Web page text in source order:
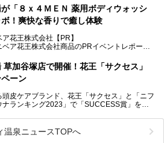
なポイントがいっぱい！
材に行ってきましたので、早速どこより詳しく
ます！
ンスタグラマーとして活躍している、美容＆
畑瀬愛さんと取材してきました。
花王株式会社【PR】
ベア花王株式会社商品のPRイベントレポート
「８ｘ４ＭＥＮ 薬用ボディウォッシ
！爽快な香りで癒し体験
花王株式会社【PR】
ベア花王株式会社商品のPRイベントレポート
ォッシュアイテム「８ｘ４ＭＥＮ 薬用ボデ
ランクインした人気温浴施設「竜泉寺の湯 草
ラボイベントを期間限定で開催中ということ
内容をチェックしてきました！
草加谷塚店で開催！花王「サクセス」
ーン
頭皮ケアブランド、花王「サクセス」と「ニフ
ランキング2023」で「SUCCESS賞」を獲
。
気になるその内容を取材してきました！
温泉ニュースTOPへ